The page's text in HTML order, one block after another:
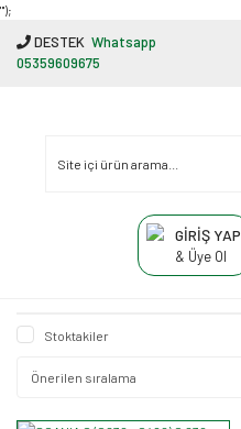
"');
DESTEK Whatsapp
05359609675
GİRİŞ YAP
& Üye Ol
Stoktakiler